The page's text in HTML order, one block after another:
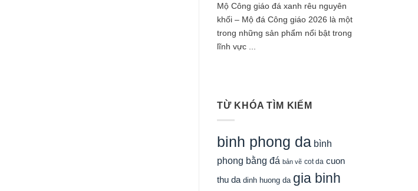
Mộ Công giáo đá xanh rêu nguyên
khối – Mộ đá Công giáo 2026 là một
trong những sản phẩm nổi bật trong
lĩnh vực ...
TỪ KHÓA TÌM KIẾM
binh phong da bình
phong bằng đá bản vẽ cot da cuon
thu da dinh huong da gia binh